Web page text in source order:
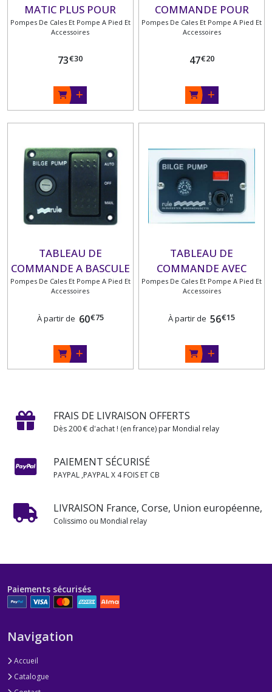
MATIC PLUS POUR
POMPE DE CALE
Pompes De Cales Et Pompe A Pied Et
Accessoires
73€30
COMMANDE POUR
POMPE DE CALE
Pompes De Cales Et Pompe A Pied Et
Accessoires
47€20
TABLEAU DE
COMMANDE A BASCULE
POUR POMPE DE CALE
AUTOMATQUE
ON/OFF/ON
Pompes De Cales Et Pompe A Pied Et
Accessoires
À partir de 60€75
TABLEAU DE
COMMANDE AVEC
TEMOIN LUMINEUX
POUR POMPE DE CALE
ON/OFF/ON
Pompes De Cales Et Pompe A Pied Et
Accessoires
À partir de 56€15
FRAIS DE LIVRAISON OFFERTS
Dès 200 € d'achat ! (en france) par Mondial relay
PAIEMENT SÉCURISÉ
PAYPAL ,PAYPAL X 4 FOIS ET CB
LIVRAISON France, Corse, Union européenne,
Colissimo ou Mondial relay
Paiements sécurisés
Navigation
Accueil
Catalogue